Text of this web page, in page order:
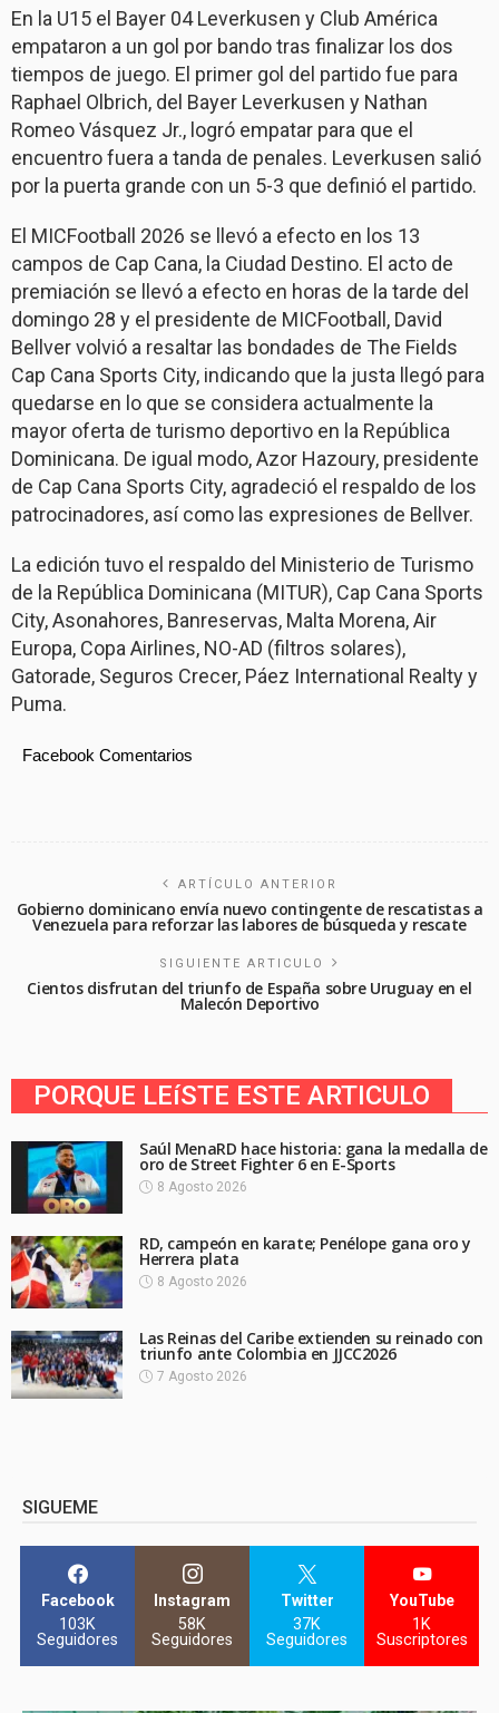
En la U15 el Bayer 04 Leverkusen y Club América
empataron a un gol por bando tras finalizar los dos
tiempos de juego. El primer gol del partido fue para
Raphael Olbrich, del Bayer Leverkusen y Nathan
Romeo Vásquez Jr., logró empatar para que el
encuentro fuera a tanda de penales. Leverkusen salió
por la puerta grande con un 5-3 que definió el partido.
El MICFootball 2026 se llevó a efecto en los 13
campos de Cap Cana, la Ciudad Destino. El acto de
premiación se llevó a efecto en horas de la tarde del
domingo 28 y el presidente de MICFootball, David
Bellver volvió a resaltar las bondades de The Fields
Cap Cana Sports City, indicando que la justa llegó para
quedarse en lo que se considera actualmente la
mayor oferta de turismo deportivo en la República
Dominicana. De igual modo, Azor Hazoury, presidente
de Cap Cana Sports City, agradeció el respaldo de los
patrocinadores, así como las expresiones de Bellver.
La edición tuvo el respaldo del Ministerio de Turismo
de la República Dominicana (MITUR), Cap Cana Sports
City, Asonahores, Banreservas, Malta Morena, Air
Europa, Copa Airlines, NO-AD (filtros solares),
Gatorade, Seguros Crecer, Páez International Realty y
Puma.
Facebook Comentarios
ARTÍCULO ANTERIOR
Gobierno dominicano envía nuevo contingente de rescatistas a
Venezuela para reforzar las labores de búsqueda y rescate
SIGUIENTE ARTICULO
Cientos disfrutan del triunfo de España sobre Uruguay en el
Malecón Deportivo
PORQUE LEíSTE ESTE ARTICULO
Saúl MenaRD hace historia: gana la medalla de
oro de Street Fighter 6 en E-Sports
8 Agosto 2026
RD, campeón en karate; Penélope gana oro y
Herrera plata
8 Agosto 2026
Las Reinas del Caribe extienden su reinado con
triunfo ante Colombia en JJCC2026
7 Agosto 2026
SIGUEME
Facebook
103K
Seguidores
Instagram
58K
Seguidores
Twitter
37K
Seguidores
YouTube
1K
Suscriptores